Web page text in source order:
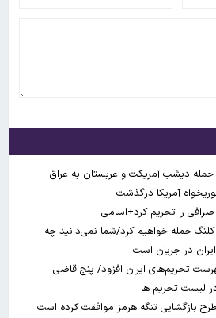
آمریکا درگذشت
حمله خواهیم کرد/شما نمی‌دانید چه
در جریان است
فرد را به فهرست تحریم‌های ایران افزود/ پنج قاضی
لیست تحریم ها
طرح بازگشایی تنگه هرمز موافقت کرده است